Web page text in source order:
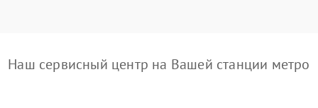
Наш сервисный центр на Вашей станции метро